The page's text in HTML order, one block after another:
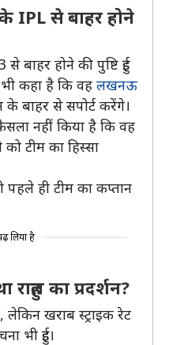
के IPL से बाहर होने
बाहर होने की पुष्टि हुई
भी कहा है कि वह लखनऊ
के बाहर से सपोर्ट करेंगे।
नहीं किया है कि वह
टीम का हिस्सा
पहले ही टीम का कप्तान
लिया है
का प्रदर्शन?
लेकिन खराब स्ट्राइक रेट
भी हुई।